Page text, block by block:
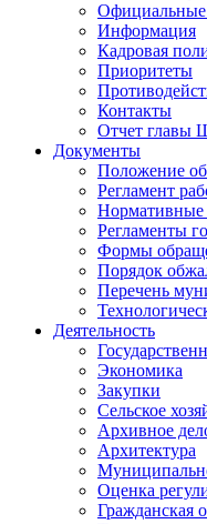
Официальные
Информация
Кадровая
Приоритеты
Контакты
Отчет главы
Документы
Положение
Регламент
Нормативные
Регламенты
Формы
Порядок
Перечень
Деятельность
Экономика
Закупки
Сельское
Архивное
Архитектура
Оценка
Гражданская